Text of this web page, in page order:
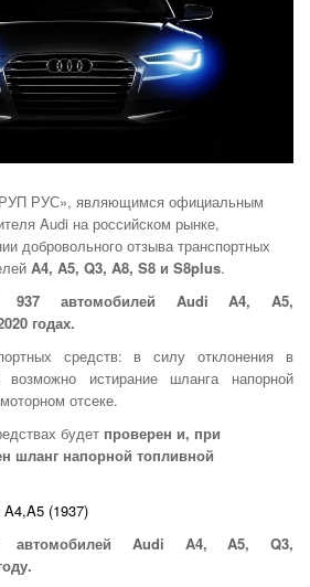
РУС», являющимся официальным
Audi на российском рынке,
добровольного отзыва транспортных
A4, A5, Q3, A8, S8 и S8plus.
937 автомобилей Audi A4, A5,
годах.
средств: в силу отклонения в
возможно истирание шланга напорной
отсеке.
будет проверен и, при
шланг напорной топливной
(1937)
автомобилей Audi A4, A5, Q3,